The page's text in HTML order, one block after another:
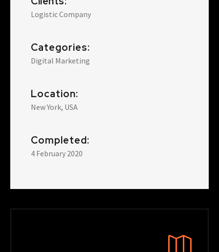
Logistic Company
Categories:
Digital Marketing
Location:
New York, USA
Completed:
4 February 2020